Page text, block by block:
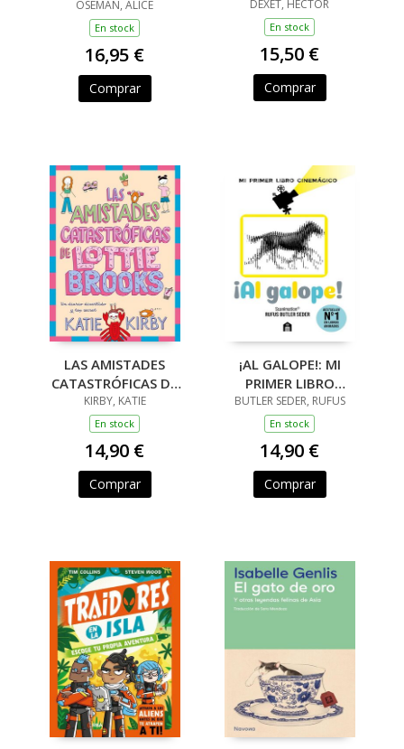
OSEMAN, ALICE
En stock
16,95 €
Comprar
DEXET, HECTOR
En stock
15,50 €
Comprar
LAS AMISTADES
CATASTRÓFICAS DE
LOTTIE BROOKS
KIRBY, KATIE
En stock
14,90 €
Comprar
¡AL GALOPE!: MI
PRIMER LIBRO
CINEMÁGICO
BUTLER SEDER, RUFUS
En stock
14,90 €
Comprar